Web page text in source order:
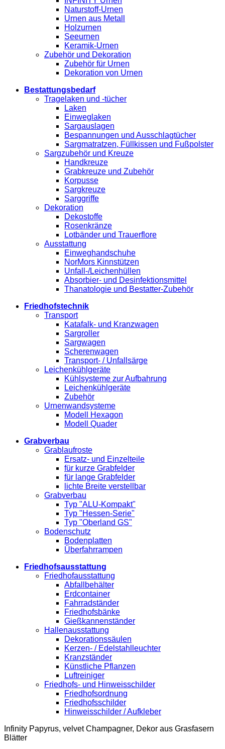
Naturstoff-Urnen
Urnen aus Metall
Holzurnen
Seeurnen
Keramik-Urnen
Zubehör und Dekoration
Zubehör für Urnen
Dekoration von Urnen
Bestattungsbedarf
Tragelaken und -tücher
Laken
Einweglaken
Sargauslagen
Bespannungen und Ausschlagtücher
Sargmatratzen, Füllkissen und Fußpolster
Sargzubehör und Kreuze
Handkreuze
Grabkreuze und Zubehör
Korpusse
Sargkreuze
Sarggriffe
Dekoration
Dekostoffe
Rosenkränze
Lotbänder und Trauerflore
Ausstattung
Einweghandschuhe
NorMors Kinnstützen
Unfall-/Leichenhüllen
Absorbier- und Desinfektionsmittel
Thanatologie und Bestatter-Zubehör
Friedhofstechnik
Transport
Katafalk- und Kranzwagen
Sargroller
Sargwagen
Scherenwagen
Transport- / Unfallsärge
Leichenkühlgeräte
Kühlsysteme zur Aufbahrung
Leichenkühlgeräte
Zubehör
Urnenwandsysteme
Modell Hexagon
Modell Quader
Grabverbau
Grablaufroste
Ersatz- und Einzelteile
für kurze Grabfelder
für lange Grabfelder
lichte Breite verstellbar
Grabverbau
Typ "ALU-Kompakt"
Typ "Hessen-Serie"
Typ "Oberland GS"
Bodenschutz
Bodenplatten
Überfahrrampen
Friedhofsausstattung
Friedhofausstattung
Abfallbehälter
Erdcontainer
Fahrradständer
Friedhofsbänke
Gießkannenständer
Hallenausstattung
Dekorationssäulen
Kerzen- / Edelstahlleuchter
Kranzständer
Künstliche Pflanzen
Luftreiniger
Friedhofs- und Hinweisschilder
Friedhofsordnung
Friedhofsschilder
Hinweisschilder / Aufkleber
Infinity Papyrus, velvet Champagner, Dekor aus Grasfasern
Blätter